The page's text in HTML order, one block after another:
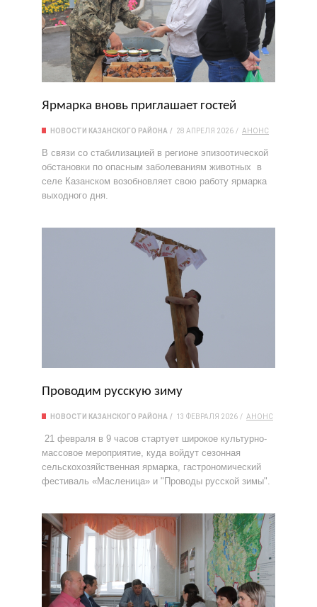
Ярмарка вновь приглашает гостей
НОВОСТИ КАЗАНСКОГО РАЙОНА 28 АПРЕЛЯ 2026 АНОНС
В связи со стабилизацией в регионе эпизоотической
обстановки по опасным заболеваниям животных в
селе Казанском возобновляет свою работу ярмарка
выходного дня.
Проводим русскую зиму
НОВОСТИ КАЗАНСКОГО РАЙОНА 13 ФЕВРАЛЯ 2026 АНОНС
21 февраля в 9 часов стартует широкое культурно-
массовое мероприятие, куда войдут сезонная
сельскохозяйственная ярмарка, гастрономический
фестиваль «Масленица» и "Проводы русской зимы".